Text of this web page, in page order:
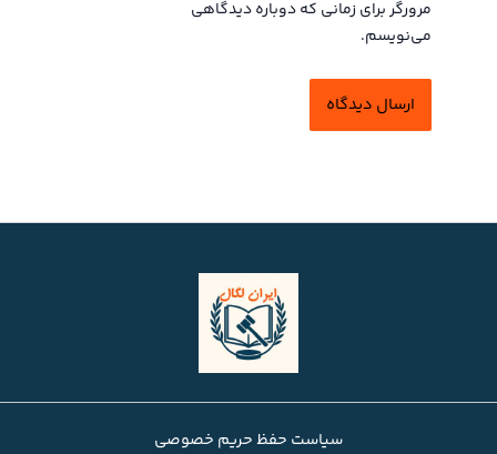
مرورگر برای زمانی که دوباره دیدگاهی
می‌نویسم.
سیاست حفظ حریم خصوصی